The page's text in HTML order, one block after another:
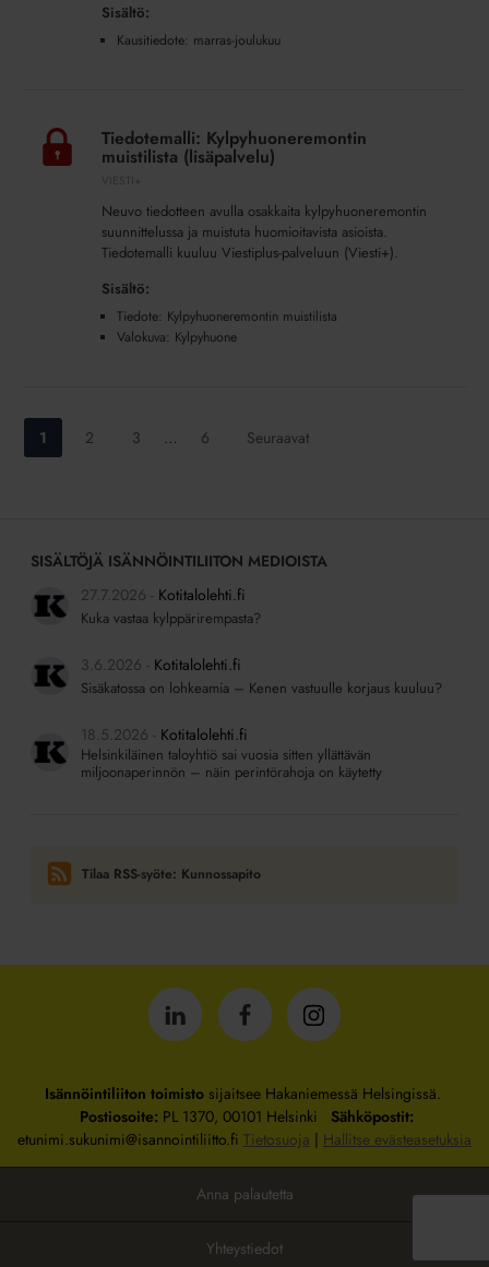
Sisältö:
Kausitiedote: marras-joulukuu
Kylpyhuoneremontin
muistilista
(lisäpalvelu)
Tiedotemalli: Kylpyhuoneremontin
muistilista (lisäpalvelu)
Neuvo tiedotteen avulla osakkaita kylpyhuoneremontin
suunnittelussa ja muistuta huomioitavista asioista.
Tiedotemalli kuuluu Viestiplus-palveluun (Viesti+).
Sisältö:
Tiedote: Kylpyhuoneremontin muistilista
Valokuva: Kylpyhuone
Siirry
sivulle:
1
Siirry
2
Siirry
3 …
Siirry
6 Seuraavat
SISÄLTÖJÄ ISÄNNÖINTILIITON MEDIOISTA
27.7.2026
Kotitalolehti.fi
Kuka vastaa kylppärirempasta?
3.6.2026 Kotitalolehti.fi
Sisäkatossa on lohkeamia – Kenen vastuulle korjaus kuuluu?
18.5.2026 Kotitalolehti.fi
Helsinkiläinen taloyhtiö sai vuosia sitten yllättävän
miljoonaperinnön – näin perintörahoja on käytetty
Tilaa RSS-syöte: Kunnossapito
Isännöintiliitto
LinkedInissä
Isännöintiliitto
Facebookissa
Isännöintiliitto
Instagrammissa
Isännöintiliiton toimistosijaitsee Hakaniemessä Helsingissä.
Postiosoite: PL 1370, 00101 Helsinki Sähköpostit:
etunimi.sukunimi@isannointiliitto.fi Tietosuoja | Hallitse evästeasetuksia
Anna palautetta
Yhteystiedot